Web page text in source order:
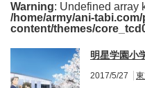
Warning: Undefined array
/home/army/ani-
content/themes/
明星学園小
2017/5/27